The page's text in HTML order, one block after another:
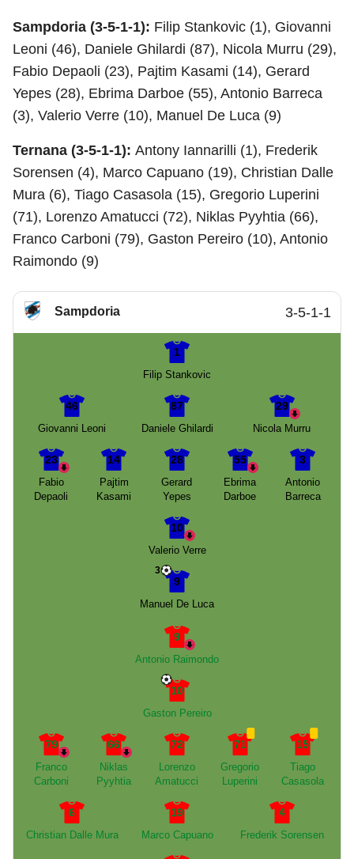
Sampdoria (3-5-1-1): Filip Stankovic (1), Giovanni
Leoni (46), Daniele Ghilardi (87), Nicola Murru (29),
Fabio Depaoli (23), Pajtim Kasami (14), Gerard
Yepes (28), Ebrima Darboe (55), Antonio Barreca
(3), Valerio Verre (10), Manuel De Luca (9)
Ternana (3-5-1-1): Antony Iannarilli (1), Frederik
Sorensen (4), Marco Capuano (19), Christian Dalle
Mura (6), Tiago Casasola (15), Gregorio Luperini
(71), Lorenzo Amatucci (72), Niklas Pyyhtia (66),
Franco Carboni (79), Gaston Pereiro (10), Antonio
Raimondo (9)
Sampdoria 3-5-1-1
1
Filip Stankovic
46
Giovanni Leoni
87
Daniele Ghilardi
29
Nicola Murru
23
Fabio
Depaoli
14
Pajtim
Kasami
28
Gerard
Yepes
55
Ebrima
Darboe
3
Antonio
Barreca
10
Valerio Verre
9
3
Manuel De Luca
9
Antonio Raimondo
10
Gaston Pereiro
79
Franco
Carboni
66
Niklas
Pyyhtia
72
Lorenzo
Amatucci
71
Gregorio
Luperini
15
Tiago
Casasola
6
Christian Dalle Mura
19
Marco Capuano
4
Frederik Sorensen